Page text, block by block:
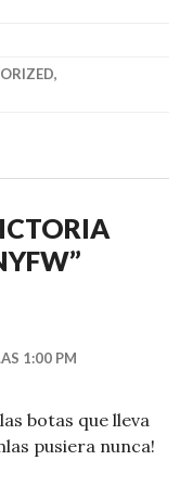
,
”
1:00 PM
botas que lleva
pusiera nunca!